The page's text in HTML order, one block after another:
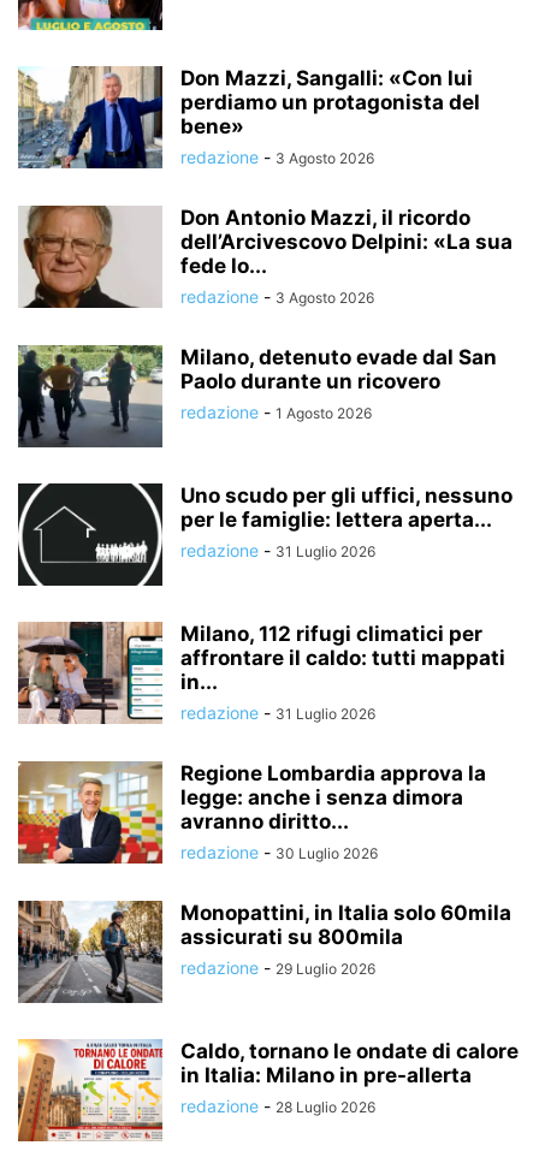
Don Mazzi, Sangalli: «Con lui
perdiamo un protagonista del
bene»
redazione - 3 Agosto 2026
Don Antonio Mazzi, il ricordo
dell’Arcivescovo Delpini: «La sua
fede lo...
redazione - 3 Agosto 2026
Milano, detenuto evade dal San
Paolo durante un ricovero
redazione - 1 Agosto 2026
Uno scudo per gli uffici, nessuno
per le famiglie: lettera aperta...
redazione - 31 Luglio 2026
Milano, 112 rifugi climatici per
affrontare il caldo: tutti mappati
in...
redazione - 31 Luglio 2026
Regione Lombardia approva la
legge: anche i senza dimora
avranno diritto...
redazione - 30 Luglio 2026
Monopattini, in Italia solo 60mila
assicurati su 800mila
redazione - 29 Luglio 2026
Caldo, tornano le ondate di calore
in Italia: Milano in pre-allerta
redazione - 28 Luglio 2026